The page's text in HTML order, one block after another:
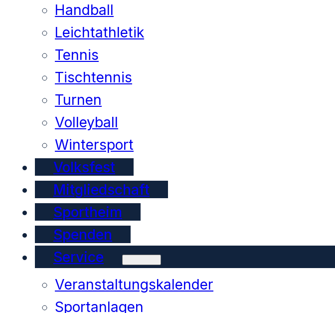
Handball
Leichtathletik
Tennis
Tischtennis
Turnen
Volleyball
Wintersport
Volksfest
Mitgliedschaft
Sportheim
Spenden
Service
Veranstaltungskalender
Sportanlagen